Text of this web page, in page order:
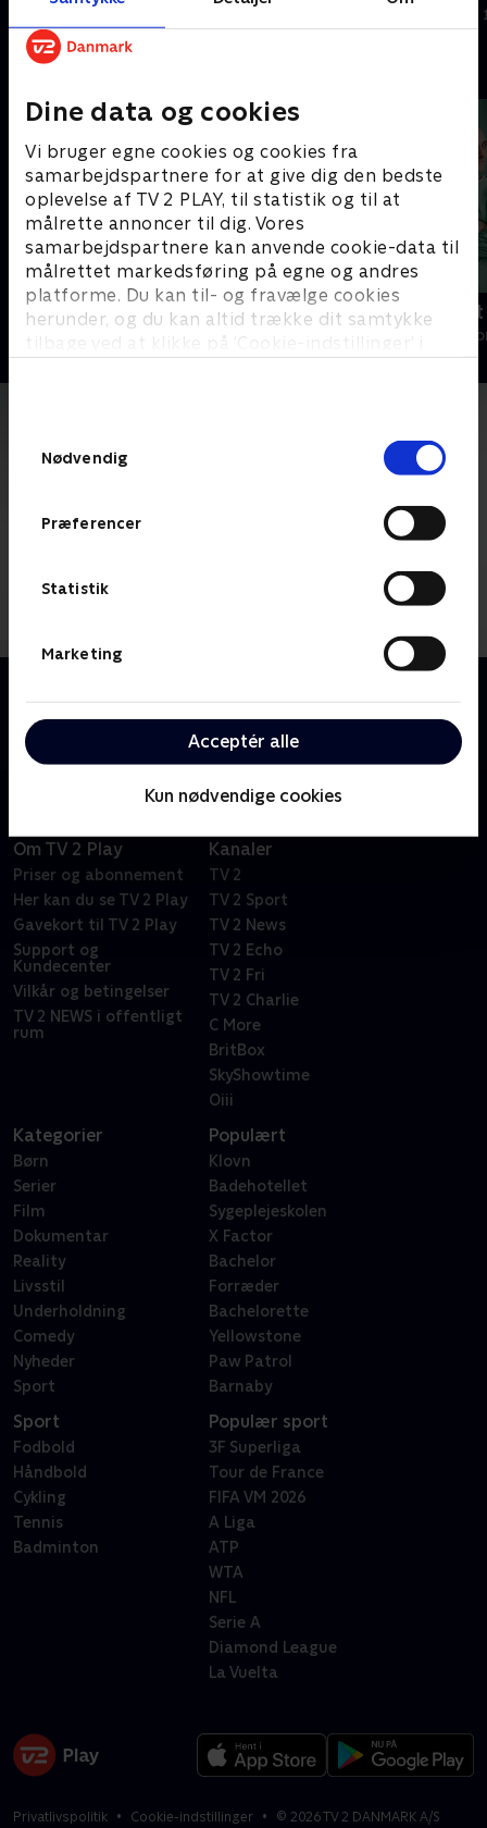
Dine data og cookies
Vi bruger egne cookies og cookies fra
samarbejdspartnere for at give dig den bedste
oplevelse af TV 2 PLAY, til statistik og til at
målrette annoncer til dig. Vores
samarbejdspartnere kan anvende cookie-data til
målrettet markedsføring på egne og andres
platforme. Du kan til- og fravælge cookies
herunder, og du kan altid trække dit samtykke
tilbage ved at klikke på ’Cookie-indstillinger’ i
Nødvendig
Præferencer
Statistik
Marketing
Acceptér alle
Kun nødvendige cookies
Dorian, der skal på college?
Andre så også
Happy fucking Pride Fake Patient
Drama • 1
Jordan Peele er vært og fortæller.
Om TV 2 Play
Priser og abonnement
Her kan du se TV 2 Play
Gavekort til TV 2 Play
Support og
Kundecenter
Vilkår og betingelser
TV 2 NEWS i offentligt
rum
Kanaler
TV 2
TV 2 Sport
TV 2 News
TV 2 Echo
TV 2 Fri
TV 2 Charlie
C More
BritBox
SkyShowtime
Oiii
Kategorier
Børn
Serier
Film
Dokumentar
Reality
Livsstil
Underholdning
Comedy
Nyheder
Sport
Populært
Klovn
Badehotellet
Sygeplejeskolen
X Factor
Bachelor
Forræder
Bachelorette
Yellowstone
Paw Patrol
Barnaby
Sport
Fodbold
Håndbold
Cykling
Tennis
Badminton
Populær sport
3F Superliga
Tour de France
FIFA VM 2026
A Liga
ATP
WTA
NFL
Serie A
Diamond League
La Vuelta
Privatlivspolitik Cookie-indstillinger © 2026TV 2 DANMARK A/S